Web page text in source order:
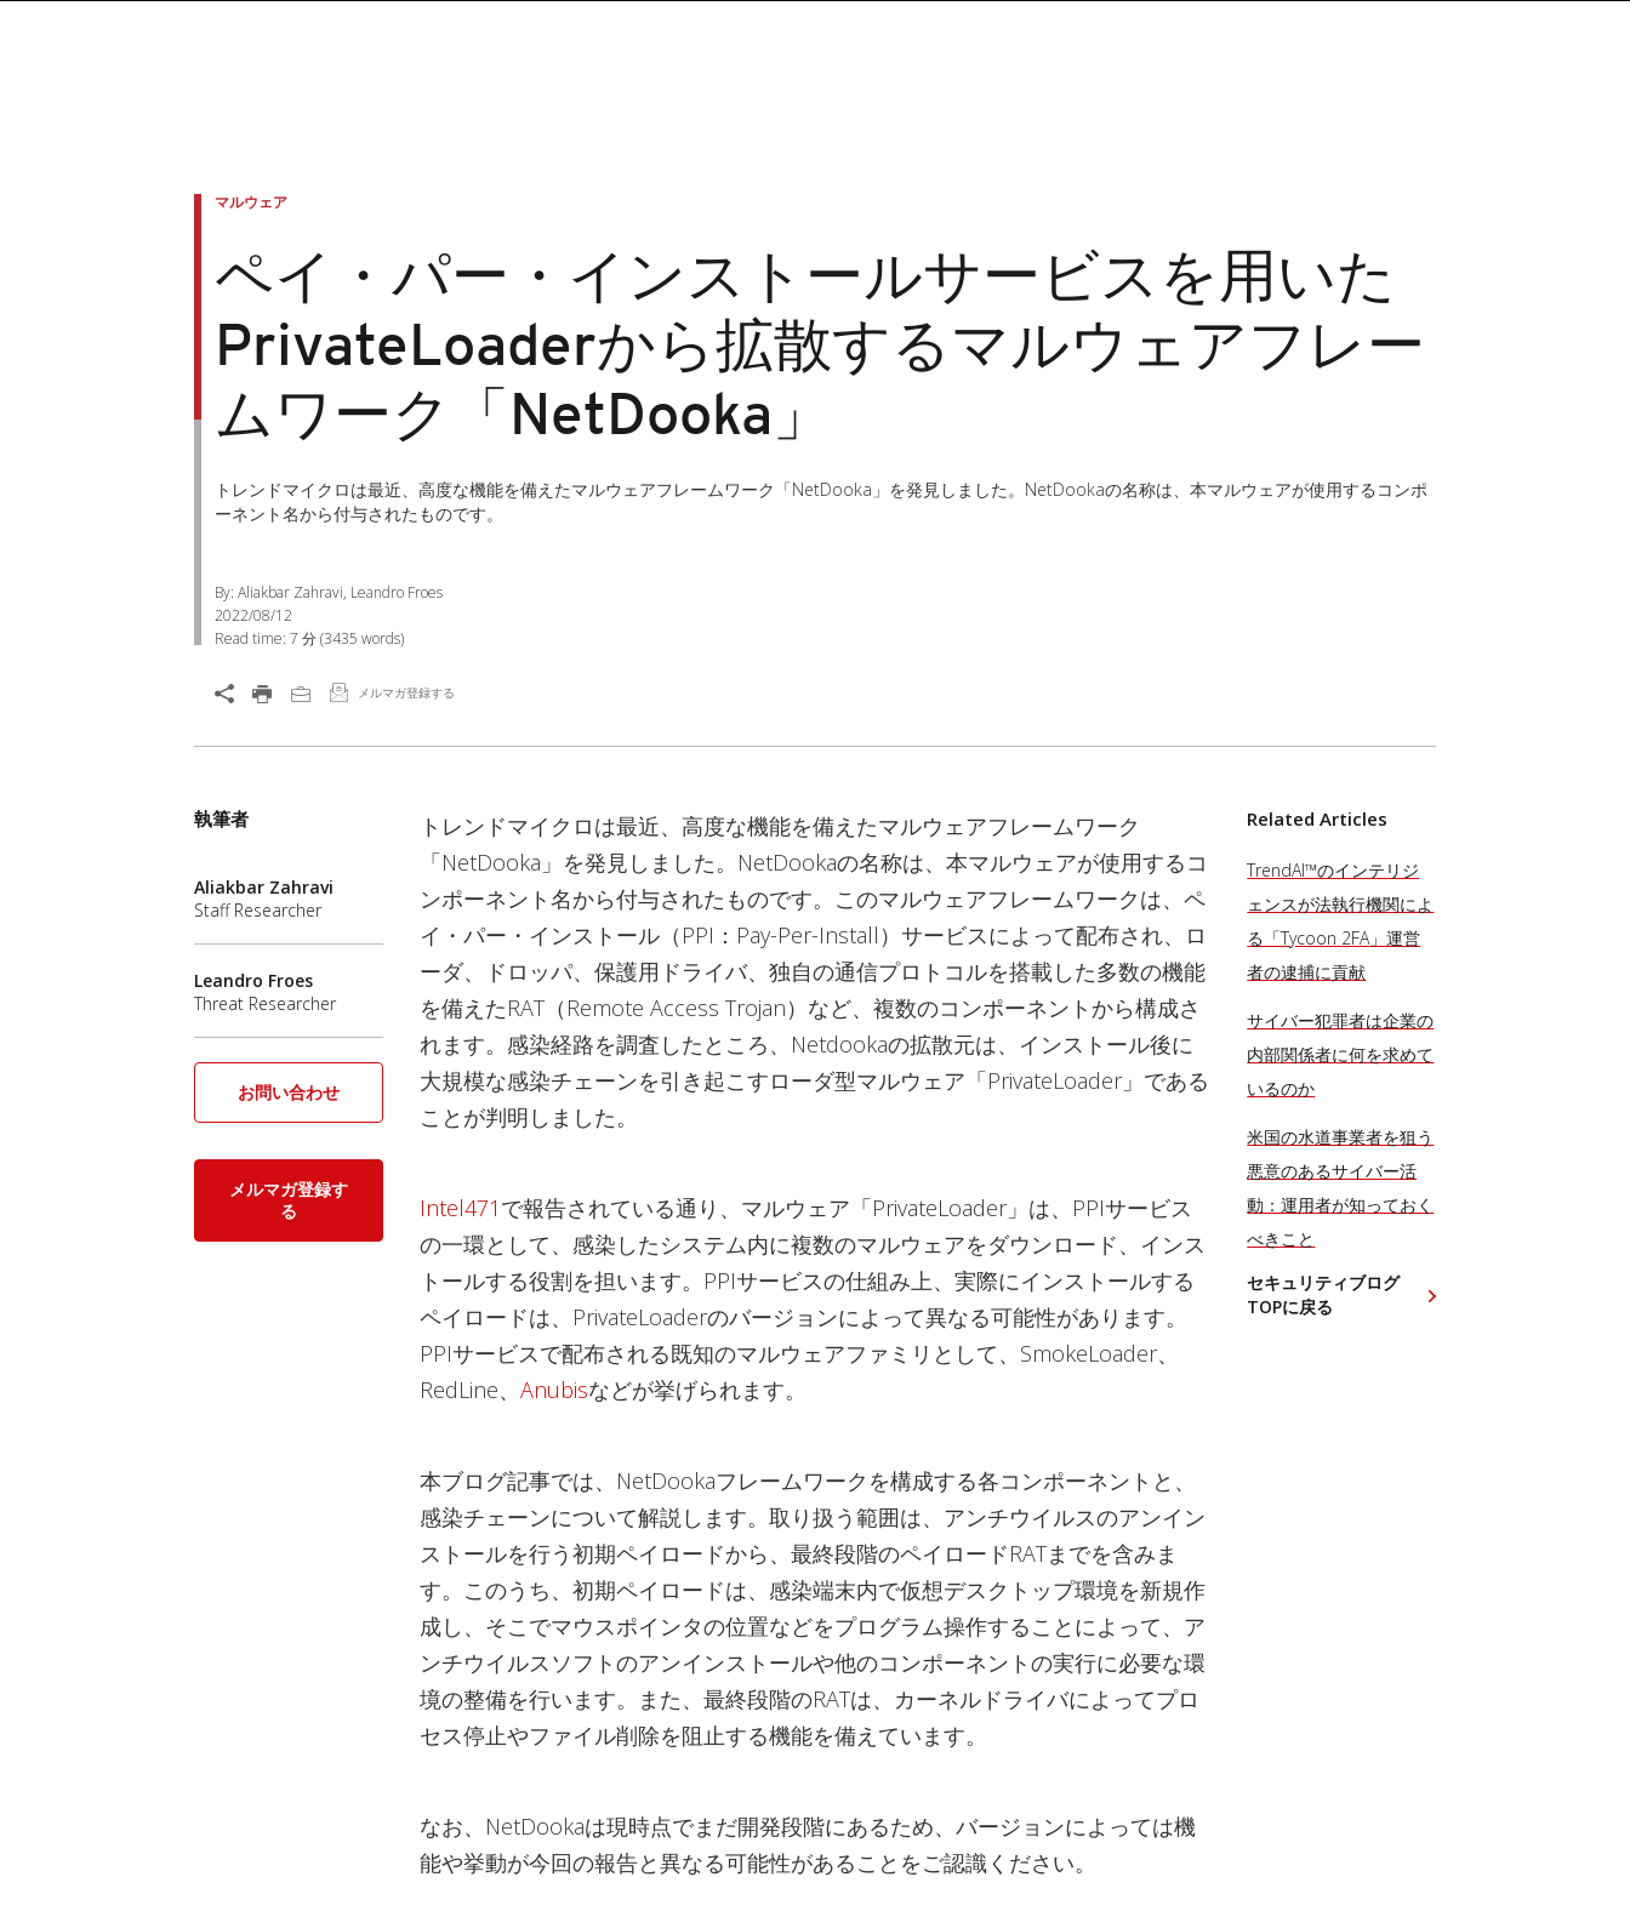
マルウェア
ペイ・パー・インストールサービスを用いた
PrivateLoaderから拡散するマルウェアフレー
ムワーク「NetDooka」
トレンドマイクロは最近、高度な機能を備えたマルウェアフレームワーク「NetDooka」を発見しました。NetDookaの名称は、本マルウェアが使用するコンポ
ーネント名から付与されたものです。
By: Aliakbar Zahravi, Leandro Froes
2022/08/12
Read time: 7 分(3435 words)
メルマガ登録する
トレンドマイクロは最近、高度な機能を備えたマルウェアフレームワーク
「NetDooka」を発見しました。NetDookaの名称は、本マルウェアが使用するコ
ンポーネント名から付与されたものです。このマルウェアフレームワークは、ペ
イ・パー・インストール（PPI：Pay-Per-Install）サービスによって配布され、ロ
ーダ、ドロッパ、保護用ドライバ、独自の通信プロトコルを搭載した多数の機能
を備えたRAT（Remote Access Trojan）など、複数のコンポーネントから構成さ
れます。感染経路を調査したところ、Netdookaの拡散元は、インストール後に
大規模な感染チェーンを引き起こすローダ型マルウェア「PrivateLoader」である
ことが判明しました。
Intel471 で報告されている通り、マルウェア「PrivateLoader」は、PPIサービス
の一環として、感染したシステム内に複数のマルウェアをダウンロード、インス
トールする役割を担います。PPIサービスの仕組み上、実際にインストールする
ペイロードは、PrivateLoaderのバージョンによって異なる可能性があります。
PPIサービスで配布される既知のマルウェアファミリとして、SmokeLoader、
RedLine、 Anubisなどが挙げられます。
本ブログ記事では、NetDookaフレームワークを構成する各コンポーネントと、
感染チェーンについて解説します。取り扱う範囲は、アンチウイルスのアンイン
ストールを行う初期ペイロードから、最終段階のペイロードRATまでを含みま
す。このうち、初期ペイロードは、感染端末内で仮想デスクトップ環境を新規作
成し、そこでマウスポインタの位置などをプログラム操作することによって、ア
ンチウイルスソフトのアンインストールや他のコンポーネントの実行に必要な環
境の整備を行います。また、最終段階のRATは、カーネルドライバによってプロ
セス停止やファイル削除を阻止する機能を備えています。
なお、NetDookaは現時点でまだ開発段階にあるため、バージョンによっては機
能や挙動が今回の報告と異なる可能性があることをご認識ください。
執筆者
Aliakbar Zahravi
Staff Researcher
Leandro Froes
Threat Researcher
お問い合わせ
メルマガ登録す
る
Related Articles
TrendAI™のインテリジ
ェンスが法執行機関によ
る「Tycoon 2FA」運営
者の逮捕に貢献
サイバー犯罪者は企業の
内部関係者に何を求めて
いるのか
米国の水道事業者を狙う
悪意のあるサイバー活
動：運用者が知っておく
べきこと
セキュリティブログ
TOPに戻る